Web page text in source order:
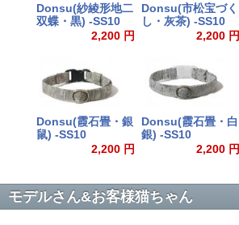
Donsu(紗綾形地二
双蝶・黒) -SS10
2,200 円
Donsu(市松宝づく
し・灰茶) -SS10
2,200 円
Donsu(霞石畳・銀
鼠) -SS10
2,200 円
Donsu(霞石畳・白
銀) -SS10
2,200 円
モデルさん&お客様猫ちゃん